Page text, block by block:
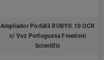
Ampliador Portátil RUBY® 10 OCR
c/ Voz Portuguesa Freedom
Scientific